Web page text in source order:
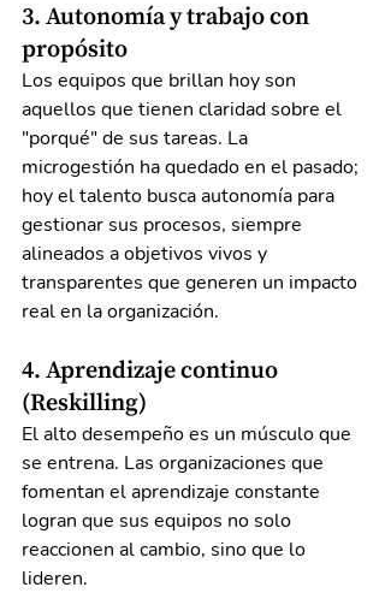
3. Autonomía y trabajo con
propósito
Los equipos que brillan hoy son
aquellos que tienen claridad sobre el
"porqué" de sus tareas. La
microgestión ha quedado en el pasado;
hoy el talento busca autonomía para
gestionar sus procesos, siempre
alineados a objetivos vivos y
transparentes que generen un impacto
real en la organización.
4. Aprendizaje continuo
(Reskilling)
El alto desempeño es un músculo que
se entrena. Las organizaciones que
fomentan el aprendizaje constante
logran que sus equipos no solo
reaccionen al cambio, sino que lo
lideren.